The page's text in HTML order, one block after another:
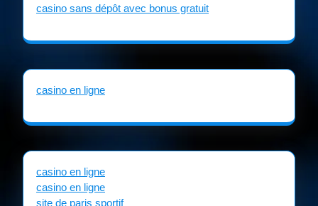
casino sans dépôt avec bonus gratuit
casino en ligne
casino en ligne
casino en ligne
site de paris sportif